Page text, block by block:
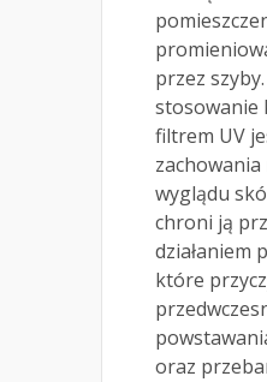
przez
stosowanie
filtrem UV
zachowania
wyglądu
chroni ją
działaniem
które
oraz